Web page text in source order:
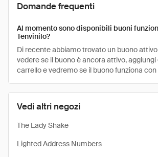
Vedi altri negozi
The Lady Shake
Lighted Address Numbers
Domande frequenti
Al momento sono disponibili buoni
Tenvinilo?
Di recente abbiamo trovato un buono attivo
vedere se il buono è ancora attivo,
carrello e vedremo se il buono funziona